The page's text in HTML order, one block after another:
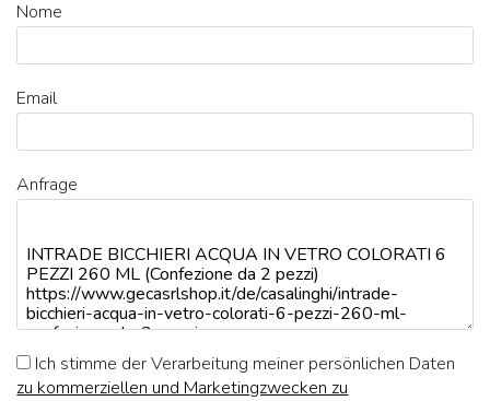
Nome
Email
Anfrage
Ich stimme der Verarbeitung meiner persönlichen Daten
zu kommerziellen und Marketingzwecken zu